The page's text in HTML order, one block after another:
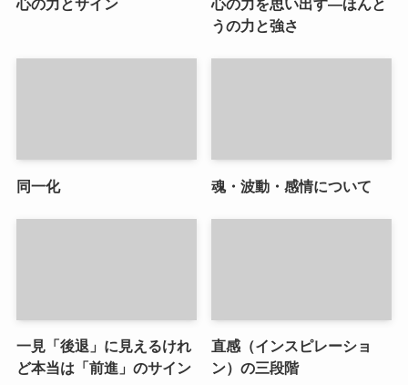
心の力とサイン
心の力を思い出す―ほんと
うの力と強さ
同一化 魂・波動・感情について
一見「後退」に見えるけれ
ど本当は「前進」のサイン
直感（インスピレーショ
ン）の三段階